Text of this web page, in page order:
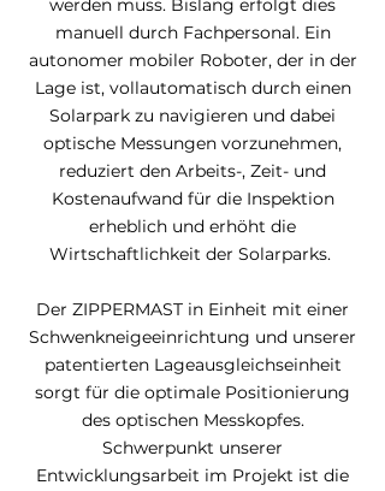
werden muss. Bislang erfolgt dies
manuell durch Fachpersonal. Ein
autonomer mobiler Roboter, der in der
Lage ist, vollautomatisch durch einen
Solarpark zu navigieren und dabei
optische Messungen vorzunehmen,
reduziert den Arbeits-, Zeit- und
Kostenaufwand für die Inspektion
erheblich und erhöht die
Wirtschaftlichkeit der Solarparks.
Der ZIPPERMAST in Einheit mit einer
Schwenkneigeeinrichtung und unserer
patentierten Lageausgleichseinheit
sorgt für die optimale Positionierung
des optischen Messkopfes.
Schwerpunkt unserer
Entwicklungsarbeit im Projekt ist die